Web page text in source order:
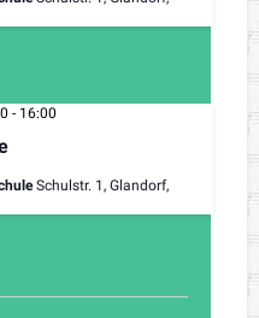
t
l
u
g
t
h
- 16:00
Schulstr. 1, Glandorf,